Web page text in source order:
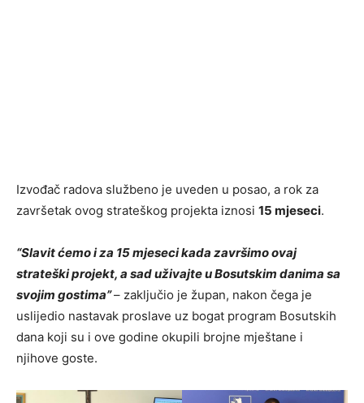
Izvođač radova službeno je uveden u posao, a rok za
završetak ovog strateškog projekta iznosi 15 mjeseci.
“Slavit ćemo i za 15 mjeseci kada završimo ovaj
strateški projekt, a sad uživajte u Bosutskim danima sa
svojim gostima”– zaključio je župan, nakon čega je
uslijedio nastavak proslave uz bogat program Bosutskih
dana koji su i ove godine okupili brojne mještane i
njihove goste.